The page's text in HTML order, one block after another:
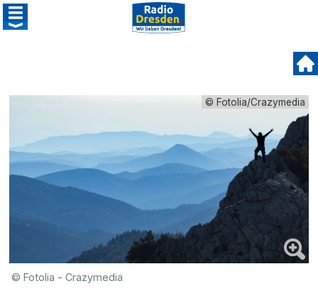
© Fotolia/Crazymedia
© Fotolia - Crazymedia